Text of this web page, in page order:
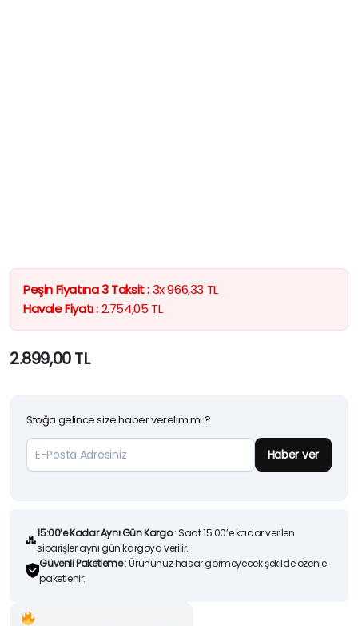
Peşin Fiyatına 3 Taksit :3x966,33 TL
Havale Fiyatı :2.754,05 TL
2.899,00TL
Stoğa gelince size haber verelim mi ?
Haber ver
15:00’e Kadar Aynı Gün Kargo: Saat 15:00’e kadar verilen
siparişler aynı gün kargoya verilir.
Güvenli Paketleme: Ürününüz hasar görmeyecek şekilde özenle
paketlenir.